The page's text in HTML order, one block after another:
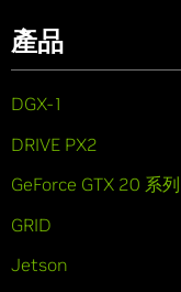
產品
DGX-1
DRIVE PX2
GeForce GTX 20 系列
GRID
Jetson